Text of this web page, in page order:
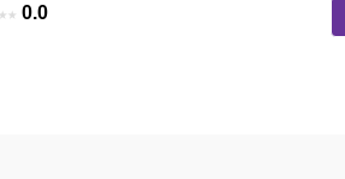
★ ★ 0.0